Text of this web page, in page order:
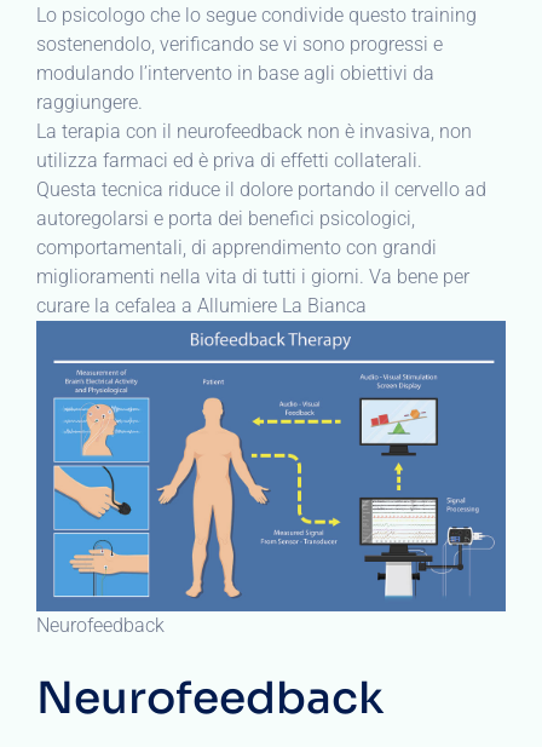
Lo psicologo che lo segue condivide questo training
sostenendolo, verificando se vi sono progressi e
modulando l’intervento in base agli obiettivi da
raggiungere.
La terapia con il neurofeedback non è invasiva, non
utilizza farmaci ed è priva di effetti collaterali.
Questa tecnica riduce il dolore portando il cervello ad
autoregolarsi e porta dei benefici psicologici,
comportamentali, di apprendimento con grandi
miglioramenti nella vita di tutti i giorni. Va bene per
curare la cefalea a Allumiere La Bianca
Neurofeedback
Neurofeedback